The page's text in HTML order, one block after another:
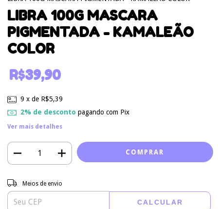
LIBRA 100G MASCARA
PIGMENTADA - KAMALEÃO
COLOR
R$39,90
9 x de R$5,39
2% de desconto pagando com Pix
Ver mais detalhes
Entregas para o CEP:
Meios de envio
CALCULAR